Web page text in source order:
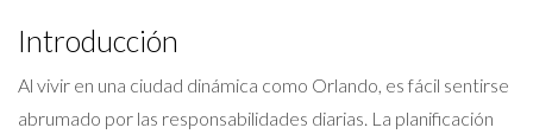
Introducción
Al vivir en una ciudad dinámica como Orlando, es fácil sentirse
abrumado por las responsabilidades diarias. La planificación